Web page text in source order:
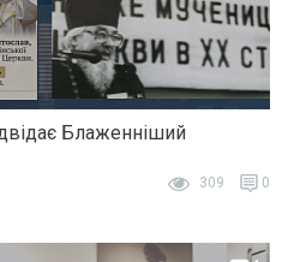
Блаженніший
309 0